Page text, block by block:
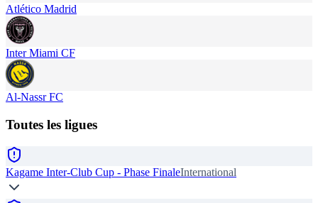
Atlético Madrid
Inter Miami CF
Al-Nassr FC
Toutes les ligues
Kagame Inter-Club Cup - Phase FinaleInternational